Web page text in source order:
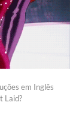
em Inglês
Laid?